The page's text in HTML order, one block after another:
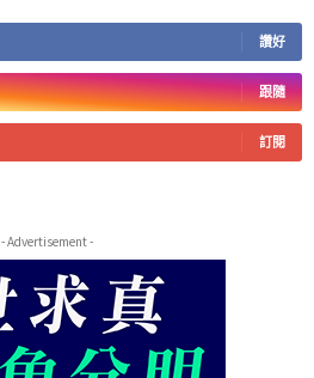
讚好
跟隨
訂閱
- Advertisement -